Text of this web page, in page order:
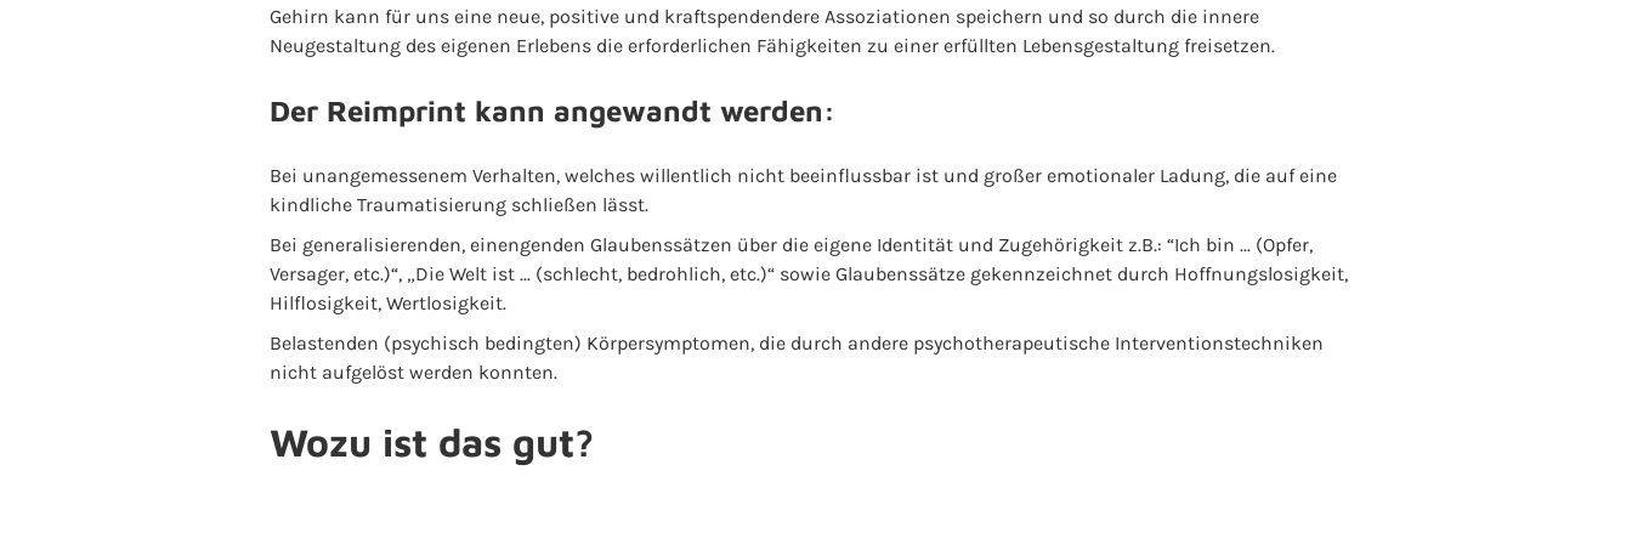
Gehirn kann für uns eine neue, positive und kraftspendendere Assoziationen speichern und so durch die innere
Neugestaltung des eigenen Erlebens die erforderlichen Fähigkeiten zu einer erfüllten Lebensgestaltung freisetzen.
Der Reimprint kann angewandt werden:
Bei unangemessenem Verhalten, welches willentlich nicht beeinflussbar ist und großer emotionaler Ladung, die auf eine
kindliche Traumatisierung schließen lässt.
Bei generalisierenden, einengenden Glaubenssätzen über die eigene Identität und Zugehörigkeit z.B.: “Ich bin ... (Opfer,
Versager, etc.)“, „Die Welt ist ... (schlecht, bedrohlich, etc.)“ sowie Glaubenssätze gekennzeichnet durch Hoffnungslosigkeit,
Hilflosigkeit, Wertlosigkeit.
Belastenden (psychisch bedingten) Körpersymptomen, die durch andere psychotherapeutische Interventionstechniken
nicht aufgelöst werden konnten.
Wozu ist das gut?